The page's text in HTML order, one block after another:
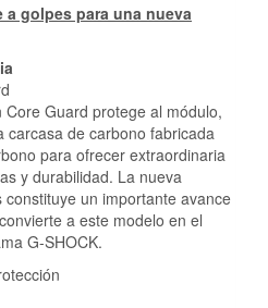
golpes para una nueva
Guard protege al módulo,
de carbono fabricada
para ofrecer extraordinaria
y durabilidad. La nueva
un importante avance
a este modelo en el
G-SHOCK.